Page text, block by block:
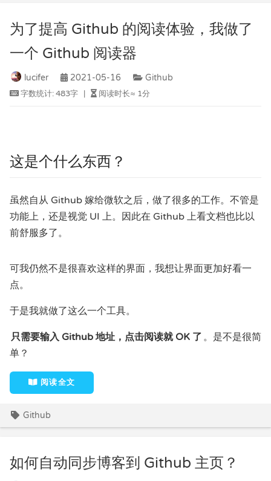
为了提高 Github 的阅读体验，我做了
一个 Github 阅读器
lucifer 2021-05-16 Github
字数统计:483字 阅读时长≈ 1分
这是个什么东西？
虽然自从 Github 嫁给微软之后，做了很多的工作。不管是
功能上，还是视觉 UI 上。因此在 Github 上看文档也比以
前舒服多了。
可我仍然不是很喜欢这样的界面，我想让界面更加好看一
点。
于是我就做了这么一个工具。
只需要输入 Github 地址，点击阅读就 OK 了 。是不是很简
单？
阅读全文
Github
如何自动同步博客到 Github 主页？